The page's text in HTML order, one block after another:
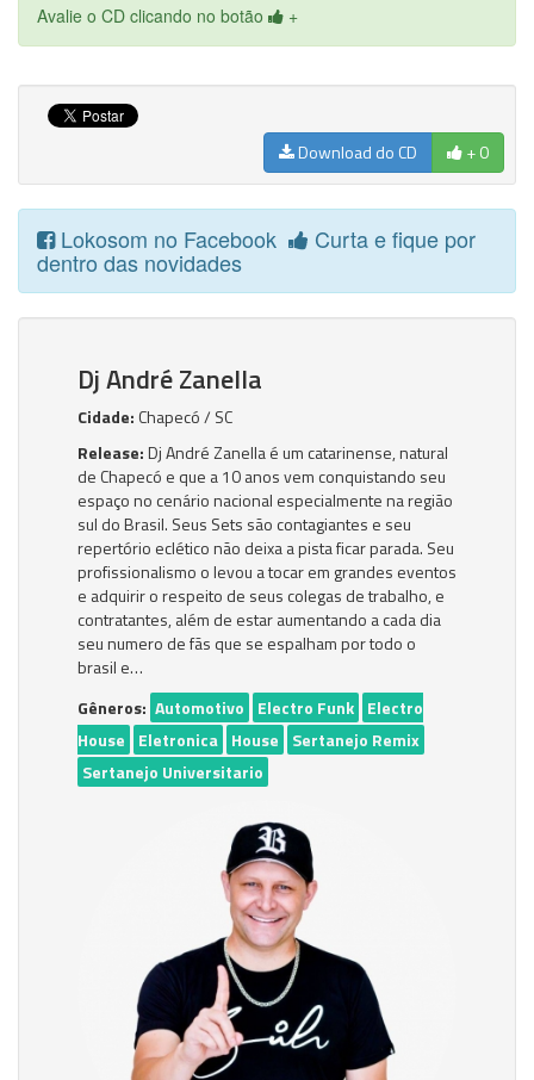
Avalie o CD clicando no botão +
Download do CD + 0
Lokosom no Facebook Curta e fique por
dentro das novidades
Dj André Zanella
Cidade: Chapecó / SC
Release:Dj André Zanella é um catarinense, natural
de Chapecó e que a 10 anos vem conquistando seu
espaço no cenário nacional especialmente na região
sul do Brasil. Seus Sets são contagiantes e seu
repertório eclético não deixa a pista ficar parada. Seu
profissionalismo o levou a tocar em grandes eventos
e adquirir o respeito de seus colegas de trabalho, e
contratantes, além de estar aumentando a cada dia
seu numero de fãs que se espalham por todo o
brasil e…
Gêneros: Automotivo Electro Funk Electro
House
Eletronica House
Sertanejo Remix
Sertanejo Universitario